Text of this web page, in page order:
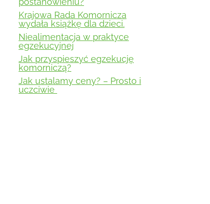
Krajowa Rada Komornicza
wydała książkę dla dzieci.
Niealimentacja w praktyce
egzekucyjnej
Jak przyspieszyć egzekucję
komorniczą?
Jak ustalamy ceny? – Prosto i
uczciwie